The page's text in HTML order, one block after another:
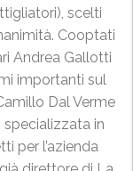
scelti
Cooptati
Andrea Gallotti
importanti sul
Dal Verme
specializzata in
per l’azienda